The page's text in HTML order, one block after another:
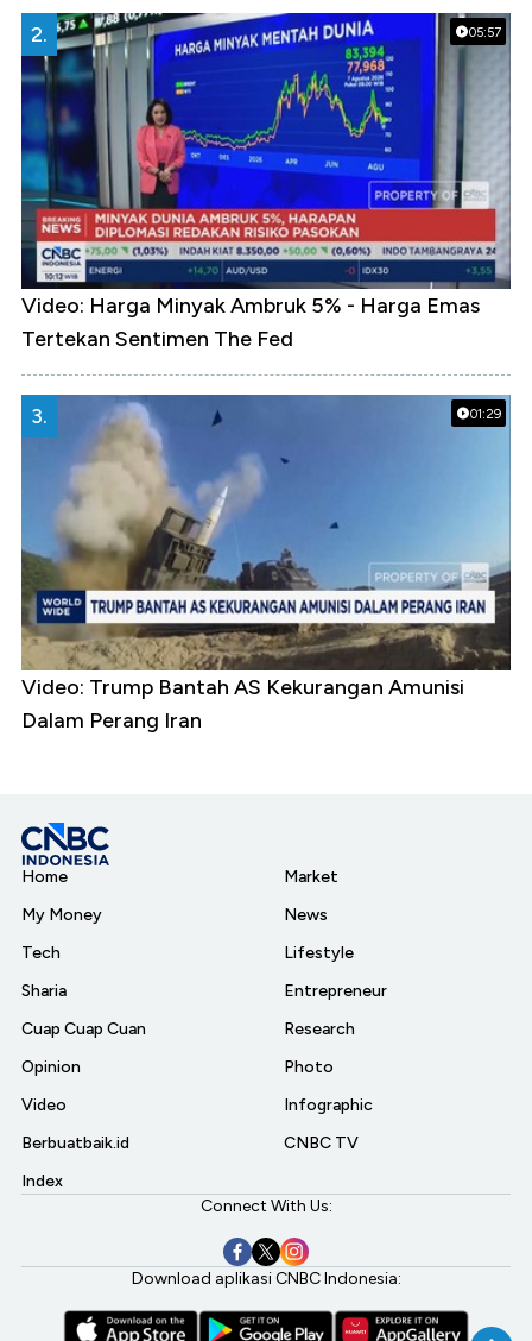
05:57
2.
Video: Harga Minyak Ambruk 5% - Harga Emas
Tertekan Sentimen The Fed
01:29
3.
Video: Trump Bantah AS Kekurangan Amunisi
Dalam Perang Iran
Home
My Money
Tech
Sharia
Cuap Cuap Cuan
Opinion
Video
Berbuatbaik.id
Index
Market
News
Lifestyle
Entrepreneur
Research
Photo
Infographic
CNBC TV
Connect With Us:
Download aplikasi CNBC Indonesia: